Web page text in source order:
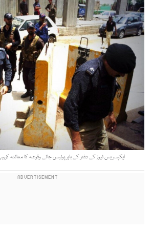
ایکپسریس نیوز کے دفتر کے باہر پولیس جائے وقوعہ کا معائنہ